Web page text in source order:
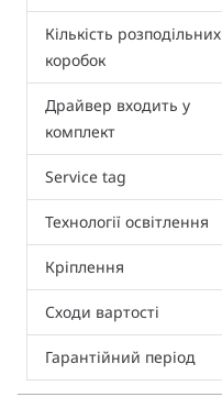
Кількість розподільних
коробок
Драйвер входить у
комплект
Service tag
Технології освітлення
Кріплення
Сходи вартості
Гарантійний період